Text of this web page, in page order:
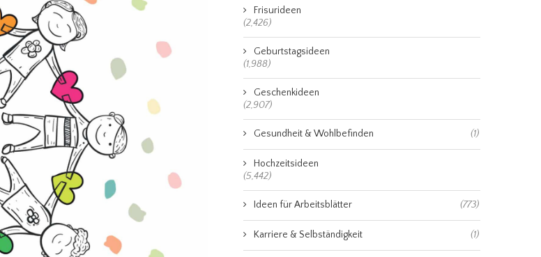
Frisurideen
(2,426)
Geburtstagsideen
(1,988)
Geschenkideen
(2,907)
Gesundheit & Wohlbefinden (1)
Hochzeitsideen
(5,442)
Ideen für Arbeitsblätter (773)
Karriere & Selbständigkeit (1)